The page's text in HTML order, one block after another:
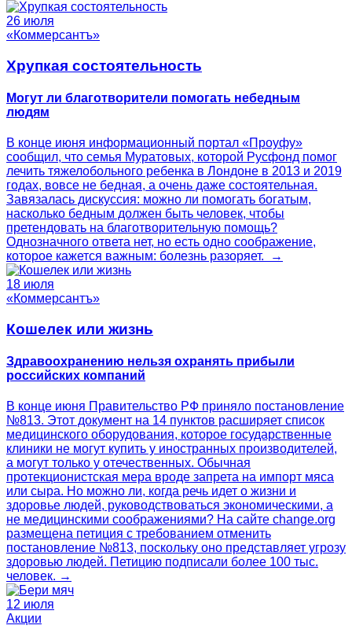
26 июля
«Коммерсантъ»
Хрупкая состоятельность
Могут ли благотворители помогать небедным
людям
В конце июня информационный портал «Проуфу»
сообщил, что семья Муратовых, которой Русфонд помог
лечить тяжелобольного ребенка в Лондоне в 2013 и 2019
годах, вовсе не бедная, а очень даже состоятельная.
Завязалась дискуссия: можно ли помогать богатым,
насколько бедным должен быть человек, чтобы
претендовать на благотворительную помощь?
Однозначного ответа нет, но есть одно соображение,
которое кажется важным: болезнь разоряет. →
18 июля
«Коммерсантъ»
Кошелек или жизнь
Здравоохранению нельзя охранять прибыли
российских компаний
В конце июня Правительство РФ приняло постановление
№813. Этот документ на 14 пунктов расширяет список
медицинского оборудования, которое государственные
клиники не могут купить у иностранных производителей,
а могут только у отечественных. Обычная
протекционистская мера вроде запрета на импорт мяса
или сыра. Но можно ли, когда речь идет о жизни и
здоровье людей, руководствоваться экономическими, а
не медицинскими соображениями? На сайте change.org
размещена петиция с требованием отменить
постановление №813, поскольку оно представляет угрозу
здоровью людей. Петицию подписали более 100 тыс.
человек. →
12 июля
Акции